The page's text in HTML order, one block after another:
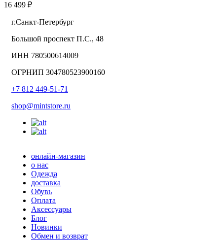
16 499 ₽
г.Санкт-Петербург
Большой проспект П.С., 48
ИНН 780500614009
ОГРНИП 304780523900160
+7 812 449-51-71
shop@mintstore.ru
онлайн-магазин
о нас
Одежда
доставка
Обувь
Оплата
Аксессуары
Блог
Новинки
Обмен и возврат